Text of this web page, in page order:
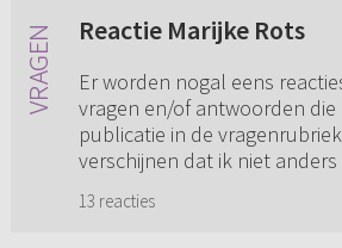
Reactie Marijke Rots
Er worden nogal eens
vragen en/of antwoorden die
publicatie in de
verschijnen dat ik niet
13 reacties